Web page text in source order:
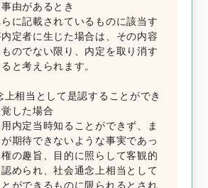
由があるとき
に記載されているものに該当す
定者に生じた場合は、その内容
のでない限り、内定を取り消す
と考えられます。
相当として是認することができ
した場合
内定当時知ることができず、ま
期待できないような事実であっ
の趣旨、目的に照らして客観的
められ、社会通念上相当として
ができるものに限られるとされ